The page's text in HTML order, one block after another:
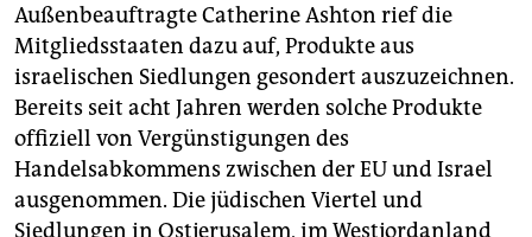
Außenbeauftragte Catherine Ashton rief die
Mitgliedsstaaten dazu auf, Produkte aus
israelischen Siedlungen gesondert auszuzeichnen.
Bereits seit acht Jahren werden solche Produkte
offiziell von Vergünstigungen des
Handelsabkommens zwischen der EU und Israel
ausgenommen. Die jüdischen Viertel und
Siedlungen in Ostjerusalem, im Westjordanland